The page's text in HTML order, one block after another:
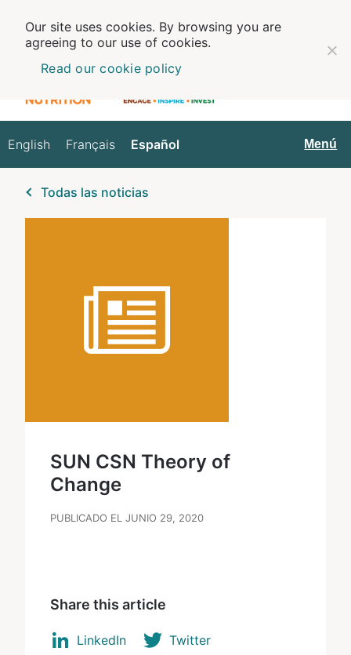
Español
English Français Español Menú
Todas las noticias
SUN CSN Theory of
Change
PUBLICADO EL JUNIO 29, 2020
Share this article
LinkedIn Twitter
Our site uses cookies. By browsing you are
agreeing to our use of cookies.
Read our cookie policy